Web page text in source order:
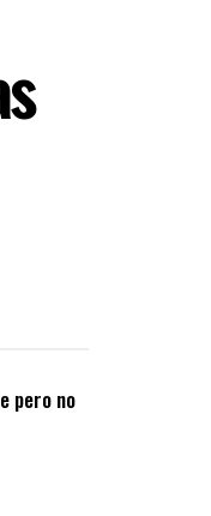
pero no